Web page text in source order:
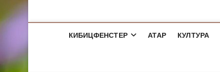
КИБИЦФЕНСТЕР АТАР КУЛТУРА